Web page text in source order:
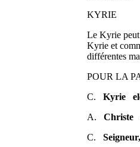
KYRIE
Le Kyrie peut
Kyrie et
différentes
POUR LA
C.Kyrie
A.Christe
C.